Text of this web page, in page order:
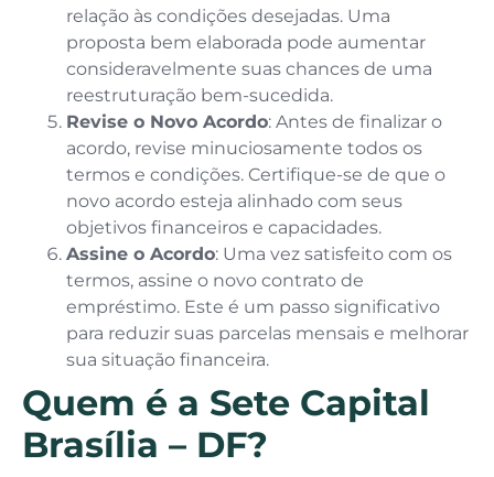
relação às condições desejadas. Uma
proposta bem elaborada pode aumentar
consideravelmente suas chances de uma
reestruturação bem-sucedida.
Revise o Novo Acordo: Antes de finalizar o
acordo, revise minuciosamente todos os
termos e condições. Certifique-se de que o
novo acordo esteja alinhado com seus
objetivos financeiros e capacidades.
Assine o Acordo: Uma vez satisfeito com os
termos, assine o novo contrato de
empréstimo. Este é um passo significativo
para reduzir suas parcelas mensais e melhorar
sua situação financeira.
Quem é a Sete Capital
Brasília – DF?